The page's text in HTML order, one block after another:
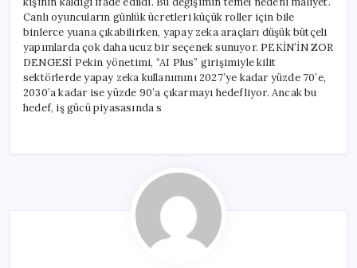
Canlı oyuncuların günlük ücretleri küçük roller için bile
binlerce yuana çıkabilirken, yapay zeka araçları düşük bütçeli
yapımlarda çok daha ucuz bir seçenek sunuyor. PEKİN’İN ZOR
DENGESİ Pekin yönetimi, “AI Plus” girişimiyle kilit
sektörlerde yapay zeka kullanımını 2027’ye kadar yüzde 70’e,
2030’a kadar ise yüzde 90’a çıkarmayı hedefliyor. Ancak bu
hedef, iş gücü piyasasında s